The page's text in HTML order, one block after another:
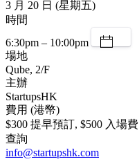
3 月 20 日 (星期五)
時間
6:30pm – 10:00pm
場地
Qube, 2/F
主辦
StartupsHK
費用 (港幣)
$300 提早預訂, $500 入場費
查詢
info@startupshk.com